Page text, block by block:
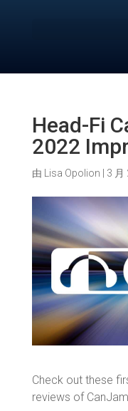
Head-Fi
2022
由 Lisa Opolion 3 月
Check out these
reviews of